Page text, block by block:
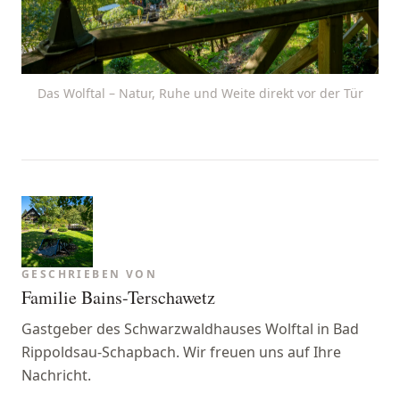
Das Wolftal – Natur, Ruhe und Weite direkt vor der Tür
GESCHRIEBEN VON
Familie Bains-Terschawetz
Gastgeber des Schwarzwaldhauses Wolftal in Bad
Rippoldsau-Schapbach. Wir freuen uns auf Ihre
Nachricht.